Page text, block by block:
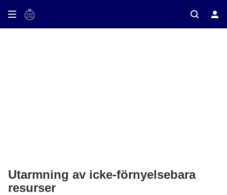
on TV
Utarmning av icke-förnyelsebara
resurser